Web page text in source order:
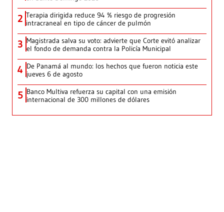
2 Terapia dirigida reduce 94 % riesgo de progresión
intracraneal en tipo de cáncer de pulmón
3 Magistrada salva su voto: advierte que Corte evitó analizar
el fondo de demanda contra la Policía Municipal
4 De Panamá al mundo: los hechos que fueron noticia este
jueves 6 de agosto
5 Banco Multiva refuerza su capital con una emisión
internacional de 300 millones de dólares